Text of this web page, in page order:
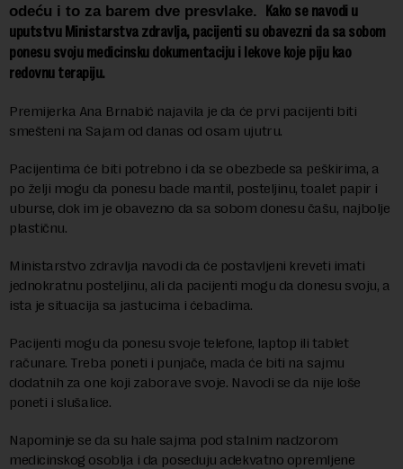
odeću i to za barem dve presvlake. Kako se navodi u
uputstvu Ministarstva zdravlja, pacijenti su obavezni da sa sobom
ponesu svoju medicinsku dokumentaciju i lekove koje piju kao
redovnu terapiju.
Premijerka Ana Brnabić najavila je da će prvi pacijenti biti
smešteni na Sajam od danas od osam ujutru.
Pacijentima će biti potrebno i da se obezbede sa peškirima, a
po želji mogu da ponesu bade mantil, posteljinu, toalet papir i
uburse, dok im je obavezno da sa sobom donesu čašu, najbolje
plastičnu.
Ministarstvo zdravlja navodi da će postavljeni kreveti imati
jednokratnu posteljinu, ali da pacijenti mogu da donesu svoju, a
ista je situacija sa jastucima i ćebadima.
Pacijenti mogu da ponesu svoje telefone, laptop ili tablet
računare. Treba poneti i punjače, mada će biti na sajmu
dodatnih za one koji zaborave svoje. Navodi se da nije loše
poneti i slušalice.
Napominje se da su hale sajma pod stalnim nadzorom
medicinskog osoblja i da poseduju adekvatno opremljene